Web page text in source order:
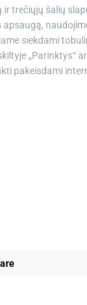
ir trečiųjų šalių
siekdami
„Parinktys“
pakeisdami